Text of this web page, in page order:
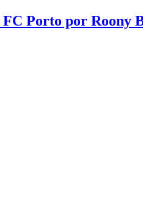
FC Porto por Roony